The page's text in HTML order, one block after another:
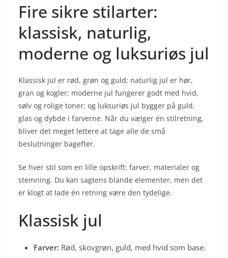
Fire sikre stilarter:
klassisk, naturlig,
moderne og luksuriøs jul
Klassisk jul er rød, grøn og guld; naturlig jul er hør,
gran og kogler; moderne jul fungerer godt med hvid,
sølv og rolige toner; og luksuriøs jul bygger på guld,
glas og dybde i farverne. Når du vælger én stilretning,
bliver det meget lettere at tage alle de små
beslutninger bagefter.
Se hver stil som en lille opskrift: farver, materialer og
stemning. Du kan sagtens blande elementer, men det
er klogt at lade én retning være den tydelige.
Klassisk jul
Farver: Rød, skovgrøn, guld, med hvid som base.